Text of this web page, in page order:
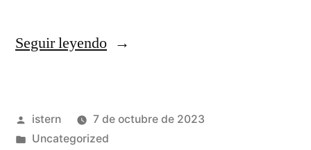
Seguir leyendo«camisetas
mujeres»
Publicado
por
istern
7 de octubre de 2023
Publicado
Uncategorized